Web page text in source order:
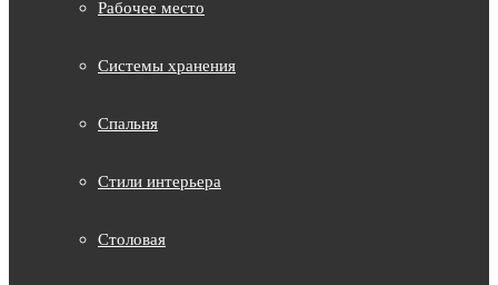
Рабочее место
Системы хранения
Спальня
Стили интерьера
Столовая